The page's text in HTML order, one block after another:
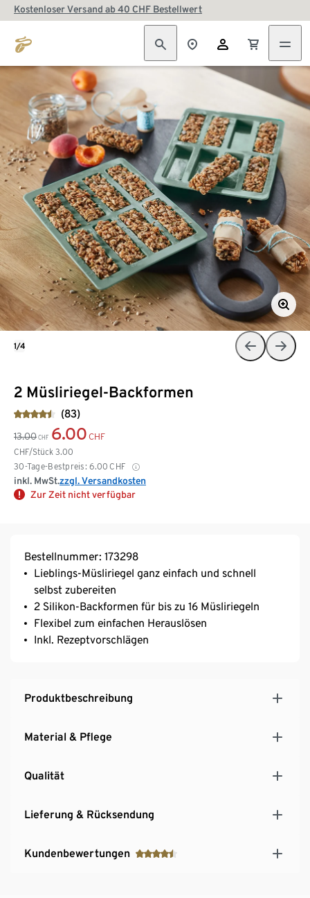
Kostenloser Versand ab 40 CHF Bestellwert
2 Müsliriegel-Backformen
(83)
13.00 CHF 6.00 CHF
CHF/Stück 3.00
30-Tage-Bestpreis: 6.00 CHF
inkl. MwSt.zzgl. Versandkosten
Zur Zeit nicht verfügbar
1/4
Bestellnummer: 173298
Lieblings-Müsliriegel ganz einfach und schnell
selbst zubereiten
2 Silikon-Backformen für bis zu 16 Müsliriegeln
Flexibel zum einfachen Herauslösen
Inkl. Rezeptvorschlägen
Produktbeschreibung
Material & Pflege
Qualität
Lieferung & Rücksendung
Kundenbewertungen